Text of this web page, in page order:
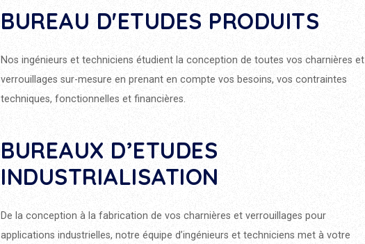
BUREAU D'ETUDES PRODUITS
Nos ingénieurs et techniciens étudient la conception de toutes vos charnières et
verrouillages sur-mesure en prenant en compte vos besoins, vos contraintes
techniques, fonctionnelles et financières.
BUREAUX D’ETUDES
INDUSTRIALISATION
De la conception à la fabrication de vos charnières et verrouillages pour
applications industrielles, notre équipe d’ingénieurs et techniciens met à votre